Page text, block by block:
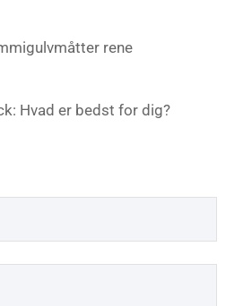
rene
Hvad er bedst for dig?